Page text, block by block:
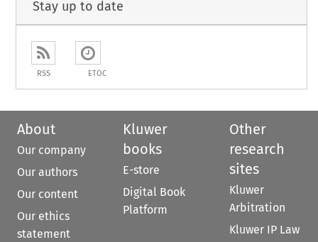
Stay up to date
RSS ETOC
About
Our company
Our authors
Our content
Our ethics
statement
Kluwer
books
E-store
Digital Book
Platform
Other
research
sites
Kluwer
Arbitration
Kluwer IP Law